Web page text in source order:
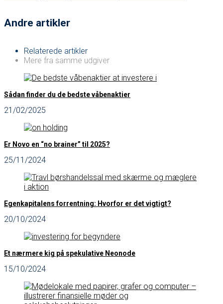
Andre artikler
Relaterede artikler
Mere fra samme udgiver
Sådan finder du de bedste våbenaktier
21/02/2025
Er Novo en “no brainer” til 2025?
25/11/2024
Egenkapitalens forrentning: Hvorfor er det vigtigt?
20/10/2024
Et nærmere kig på spekulative Neonode
15/10/2024